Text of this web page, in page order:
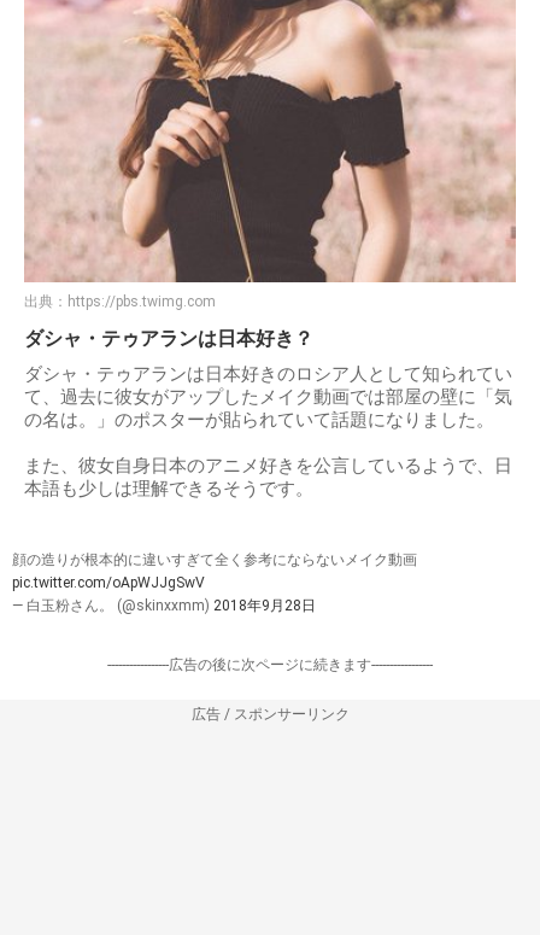
出典： https://pbs.twimg.com
ダシャ・テゥアランは日本好き？
ダシャ・テゥアランは日本好きのロシア人として知られてい
て、過去に彼女がアップしたメイク動画では部屋の壁に「気
の名は。」のポスターが貼られていて話題になりました。
また、彼女自身日本のアニメ好きを公言しているようで、日
本語も少しは理解できるそうです。
顔の造りが根本的に違いすぎて全く参考にならないメイク動画
pic.twitter.com/oApWJJgSwV
— 白玉粉さん。 (@skinxxmm) 2018年9月28日
-----------------広告の後に次ページに続きます-----------------
広告 / スポンサーリンク